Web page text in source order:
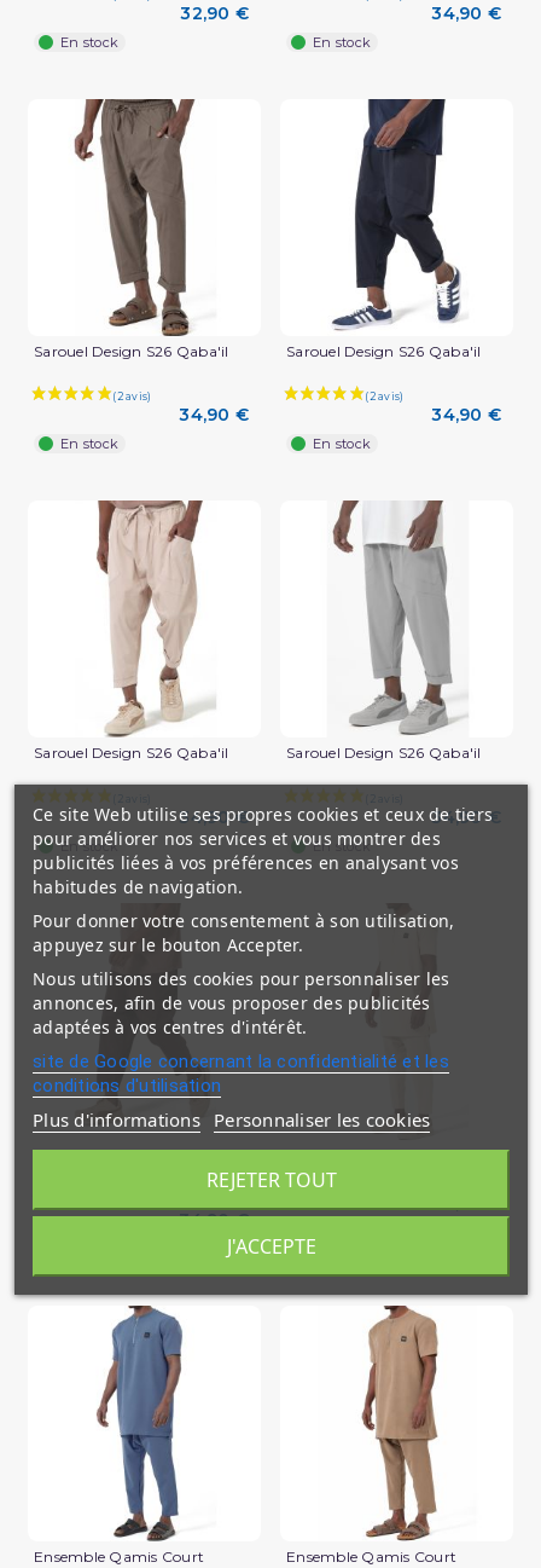
(1 avis)
32,90 €
En stock
34,90 €
En stock
Sarouel Design S26 Qaba'il
34,90 €
En stock
Sarouel Design S26 Qaba'il
34,90 €
En stock
Sarouel Design S26 Qaba'il
34,90 €
En stock
Sarouel Design S26 Qaba'il
34,90 €
En stock
Sarouel Design S26 Qaba'il
34,90 €
Ensemble Qamis Court
Qabail Silent
39,90 €
Ensemble Qamis Court
Ensemble Qamis Court
Ce site Web utilise ses propres cookies et ceux de tiers
pour améliorer nos services et vous montrer des
publicités liées à vos préférences en analysant vos
habitudes de navigation.
Pour donner votre consentement à son utilisation,
appuyez sur le bouton Accepter.
Nous utilisons des cookies pour personnaliser les
annonces, afin de vous proposer des publicités
adaptées à vos centres d'intérêt.
site de Google concernant la confidentialité et les
conditions d'utilisation
Plus d'informations Personnaliser les cookies
REJETER TOUT
J'ACCEPTE